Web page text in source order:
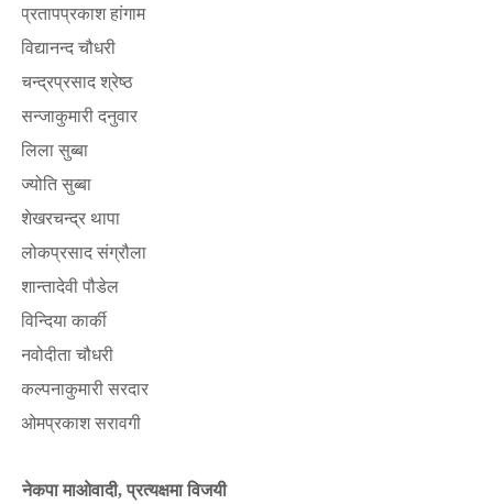
प्रतापप्रकाश हांगाम
विद्यानन्द चौधरी
चन्द्रप्रसाद श्रेष्ठ
सन्जाकुमारी दनुवार
लिला सुब्बा
ज्योति सुब्बा
शेखरचन्द्र थापा
लोकप्रसाद संग्रौला
शान्तादेवी पौडेल
विन्दिया कार्की
नवोदीता चौधरी
कल्पनाकुमारी सरदार
ओमप्रकाश सरावगी
नेकपा माओवादी,प्रत्यक्षमा विजयी